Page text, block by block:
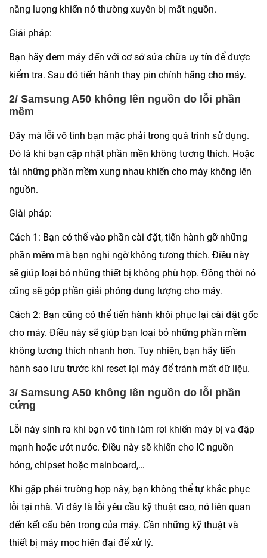
năng lượng khiến nó thường xuyên bị mất nguồn.
Giải pháp:
Bạn hãy đem máy đến với cơ sở sửa chữa uy tín để được
kiểm tra. Sau đó tiến hành thay pin chính hãng cho máy.
2/ Samsung A50 không lên nguồn do lỗi phần
mềm
Đây mà lỗi vô tình bạn mặc phải trong quá trình sử dụng.
Đó là khi bạn cập nhật phần mền không tương thích. Hoặc
tải những phần mềm xung nhau khiến cho máy không lên
nguồn.
Giài pháp:
Cách 1: Bạn có thể vào phần cài đặt, tiến hành gỡ những
phần mềm mà bạn nghi ngờ không tương thích. Điều này
sẽ giúp loại bỏ những thiết bị không phù hợp. Đồng thời nó
cũng sẽ góp phần giải phóng dung lượng cho máy.
Cách 2: Bạn cũng có thể tiến hành khôi phục lại cài đặt gốc
cho máy. Điều này sẽ giúp bạn loại bỏ những phần mềm
không tương thích nhanh hơn. Tuy nhiên, bạn hãy tiến
hành sao lưu trước khi reset lại máy để tránh mất dữ liệu.
3/ Samsung A50 không lên nguồn do lỗi phần
cứng
Lỗi này sinh ra khi bạn vô tình làm rơi khiến máy bị va đập
mạnh hoặc ướt nước. Điều này sẽ khiến cho IC nguồn
hỏng, chipset hoặc mainboard,…
Khi gặp phải trường hợp này, bạn không thể tự khắc phục
lỗi tại nhà. Vì đây là lỗi yêu cầu kỹ thuật cao, nó liên quan
đến kết cấu bên trong của máy. Cần những kỹ thuật và
thiết bị máy mọc hiện đại để xử lý.